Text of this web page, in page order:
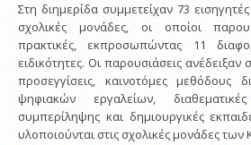
Στη διημερίδα συμμετείχαν 73
σχολικές μονάδες, οι οποίοι
πρακτικές, εκπροσωπώντας 11
ειδικότητες. Οι παρουσιάσεις
προσεγγίσεις, καινοτόμες μεθόδους
ψηφιακών εργαλείων,
συμπερίληψης και δημιουργικές
υλοποιούνται στις σχολικές μονάδες